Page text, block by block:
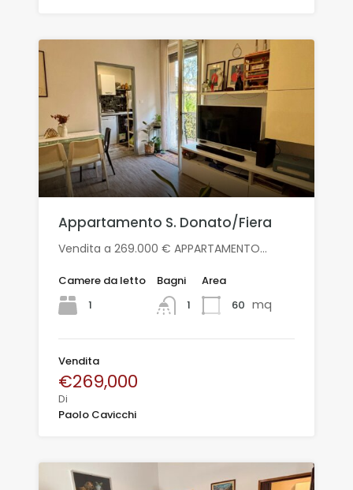
Appartamento S. Donato/Fiera
Vendita a 269.000 € APPARTAMENTO…
Camere da letto
1
Bagni
1
Area
60 mq
Vendita
€269,000
Di
Paolo Cavicchi